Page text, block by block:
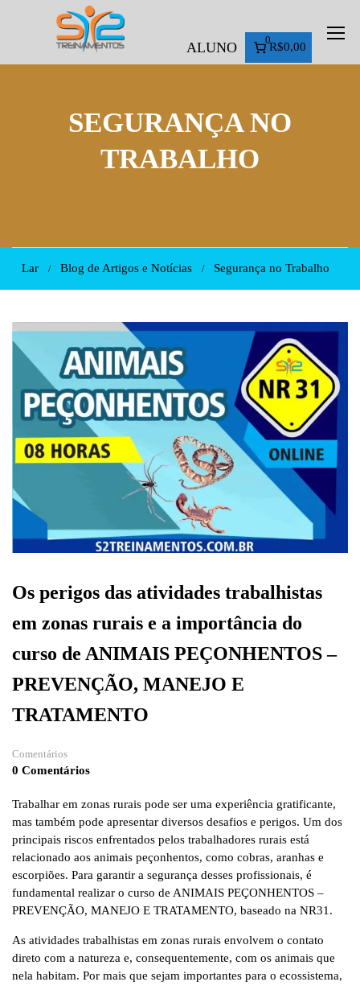
ALUNO 0
R$0,00
SEGURANÇA NO
TRABALHO
Lar Blog de Artigos e Notícias Segurança no Trabalho
Os perigos das atividades trabalhistas
em zonas rurais e a importância do
curso de ANIMAIS PEÇONHENTOS –
PREVENÇÃO, MANEJO E
TRATAMENTO
Comentários
0 Comentários
Trabalhar em zonas rurais pode ser uma experiência gratificante,
mas também pode apresentar diversos desafios e perigos. Um dos
principais riscos enfrentados pelos trabalhadores rurais está
relacionado aos animais peçonhentos, como cobras, aranhas e
escorpiões. Para garantir a segurança desses profissionais, é
fundamental realizar o curso de ANIMAIS PEÇONHENTOS –
PREVENÇÃO, MANEJO E TRATAMENTO, baseado na NR31.
As atividades trabalhistas em zonas rurais envolvem o contato
direto com a natureza e, consequentemente, com os animais que
nela habitam. Por mais que sejam importantes para o ecossistema,